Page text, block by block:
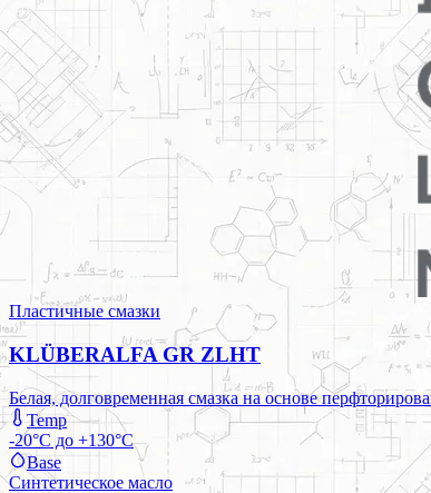
Пластичные смазки
KLÜBERALFA GR ZLHT
Белая, долговременная смазка на основе
Temp
-20°C до +130°C
Base
Синтетическое масло